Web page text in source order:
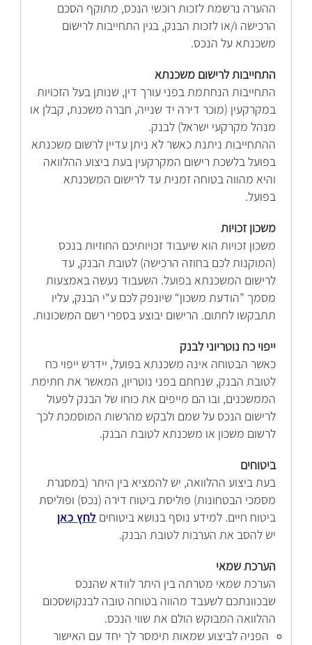
ההערה נרשמת לזכות רוכשי הנכס, מתוקף הסכם
הרכישה ו/או לזכות הבנק, בגין התחייבות לרישום
משכנתא על הנכס.
התחייבות לרישום משכנתא
התחייבות הנחתמת בפני עורך דין, שנותן בעל הזכויות
במקרקעין (מוכר דירה יד שנייה, חברה משכנת, קבלן או
מנהל מקרקעי ישראל) לבנק.
ההתחייבות ניתנת כאשר לא ניתן עדיין לרשום משכנתא
בפועל בלשכת רישום המקרקעין בעת ביצוע ההלוואה
והיא מהווה בטוחה זמנית עד לרישום המשכנתא
בפועל.
משכון זכויות
משכון זכויות הוא שיעבוד זכויותיכם החוזיות בנכס
(המוקנות לכם בחוזה הרכישה) לטובת הבנק, עד
לרישום המשכנתא בפועל. השעבוד נעשה באמצעות
מסמך ”הודעת משכון“ שיונפק לכם ע"י הבנק, עליו
תתבקשו לחתום. הרישום יבוצע בספרי רשם המשכונות.
ייפוי כח נוטריוני לבנק
כאשר הבטוחה אינה משכנתא בפועל, יידרש ייפוי כח
לטובת הבנק, שנחתם בפני נוטריון, המאשר את חתימת
הממשכנים, ובו הם מייפים את כוחו של הבנק לפעול
לרישום הנכס על שמם ולבקש מהרשות המוסמכת לכך
לרשום משכון או משכנתא לטובת הבנק.
ביטוחים
בעת ביצוע ההלוואה, יש להמציא בין היתר (במסגרת
מסמכי הבטחונות) פוליסת ביטוח דירה (נכס) ופוליסת
ביטוח חיים. למידע נוסף בנושא ביטוחים לחץ כאן
יש להסב את הערבות לטובת הבנק.
הערכת שמאי
הערכת שמאי מטרתה בין היתר לוודא שהנכס
שבכוונתכם לשעבד מהווה בטוחה טובה לבנקושסכום
ההלוואה המבוקש הולם את שווי הנכס.
הפניה לביצוע שמאות תימסר לך יחד עם האישור